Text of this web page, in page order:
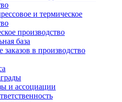
и термическое
производство
база
заказов в производство
и ассоциации